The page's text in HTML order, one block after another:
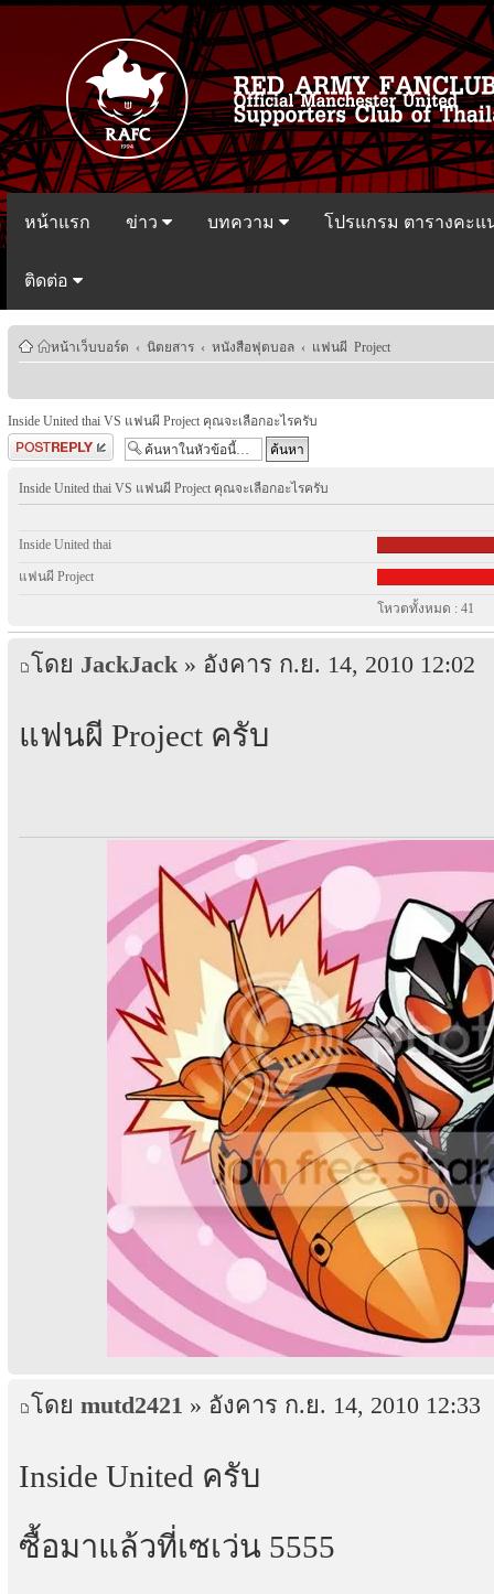
หน้าแรก ข่าว บทความ โปรแกรม ตารางคะ
ติดต่อ
หน้าเว็บบอร์ด ‹ นิตยสาร ‹ หนังสือฟุตบอล ‹ แฟนผี Project
Inside United thai VS แฟนผี Project คุณจะเลือกอะไรครับ
ตอบกระทู้
Inside United thai VS แฟนผี Project คุณจะเลือกอะไรครับ
Inside United thai
แฟนผี Project
โหวตทั้งหมด : 41
โดย JackJack » อังคาร ก.ย. 14, 2010 12:02
แฟนผี Project ครับ
โดย mutd2421 » อังคาร ก.ย. 14, 2010 12:33
Inside United ครับ
ซื้อมาแล้วที่เซเว่น 5555